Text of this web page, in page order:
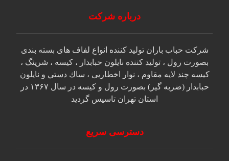
درباره شرکت
شرکت حباب باران توليد كننده انواع لفاف های بسته بندی
بصورت رول ، تولید کننده نایلون حبابدار ، كيسه ، شرينگ ،
كيسه چند لايه مقاوم ، نوار اخطاريی ، ساك دستي و نايلون
حبابدار (ضربه گير) بصورت رول و كيسه در سال ۱۳۶۷ در
استان تهران تاسيس گرديد
دسترسی سریع